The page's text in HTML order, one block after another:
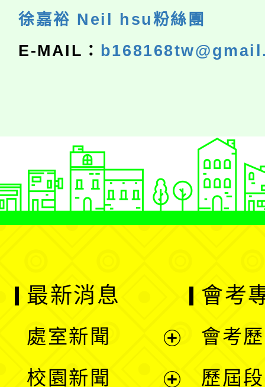
徐嘉裕 Neil hsu粉絲團
E-MAIL：
最新消息
處室新聞
校園新聞
會考
會考
歷屆